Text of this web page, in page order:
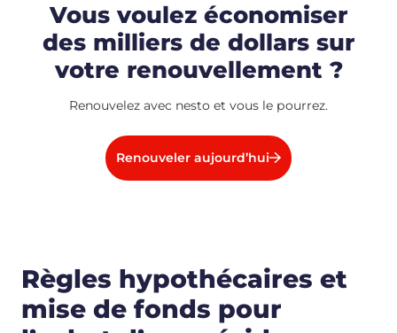
Vous voulez économiser
des milliers de dollars sur
votre renouvellement ?
Renouvelez avec nesto et vous le pourrez.
Renouveler aujourd’hui
Règles hypothécaires et
mise de fonds pour